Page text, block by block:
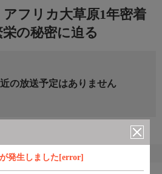
発生しました[error]
フリカ大草原1年密着
栄の秘密に迫る
の放送予定はありません